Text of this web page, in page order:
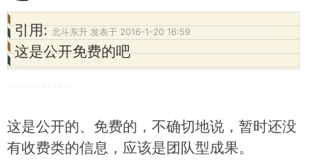
引用:北斗东升 发表于 2016-1-20 16:59
这是公开免费的吧
这是公开的、免费的，不确切地说，暂时还没
有收费类的信息，应该是团队型成果。